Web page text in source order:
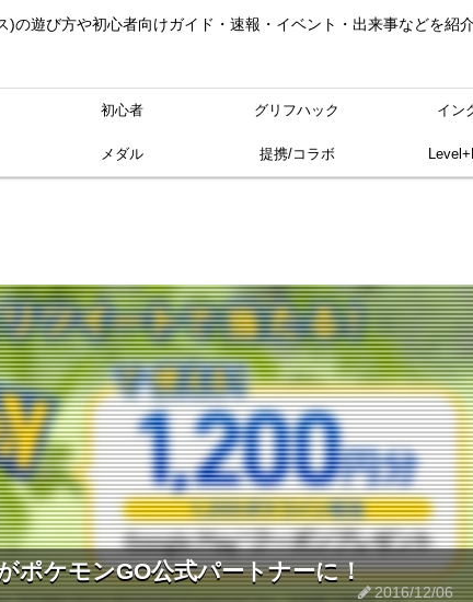
)の遊び方や初心者向けガイド・速報・イベント・出来事などを紹
初心者 グリフハック イン
メダル 提携/コラボ
ポケモンGO公式パートナーに！
2016/12/06